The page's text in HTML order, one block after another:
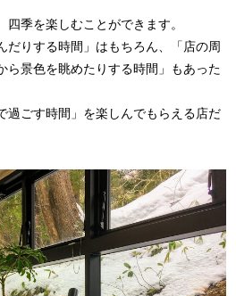
季を楽しむことができます。
だりする時間」はもちろん、「店の周
ら景色を眺めたりする時間」もあった
過ごす時間」を楽しんでもらえる店だ